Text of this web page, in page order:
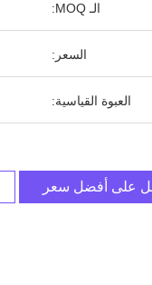
الـ MOQ:
السعر:
العبوة القياسية:
على أفضل سعر